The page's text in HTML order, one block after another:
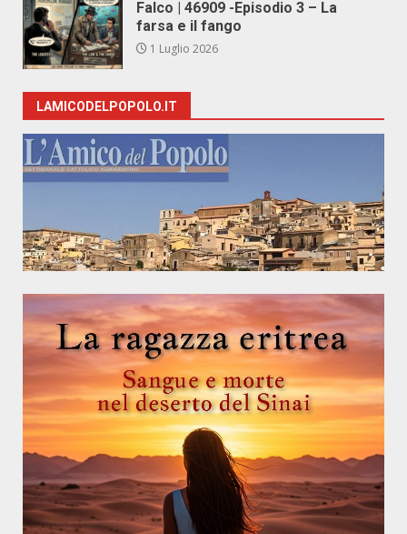
Falco | 46909 -Episodio 3 – La
farsa e il fango
1 Luglio 2026
LAMICODELPOPOLO.IT